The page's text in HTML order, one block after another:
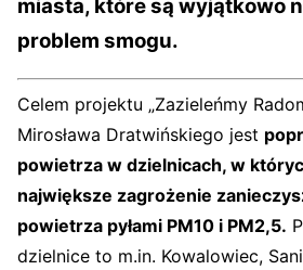
miasta, które są wyjątkowo
problem smogu.
Celem projektu „Zazieleńmy
Mirosława Dratwińskiego jest
powietrza w dzielnicach, w
największe zagrożenie
powietrza pyłami PM10 i PM2,5.
dzielnice to m.in. Kowalowiec,